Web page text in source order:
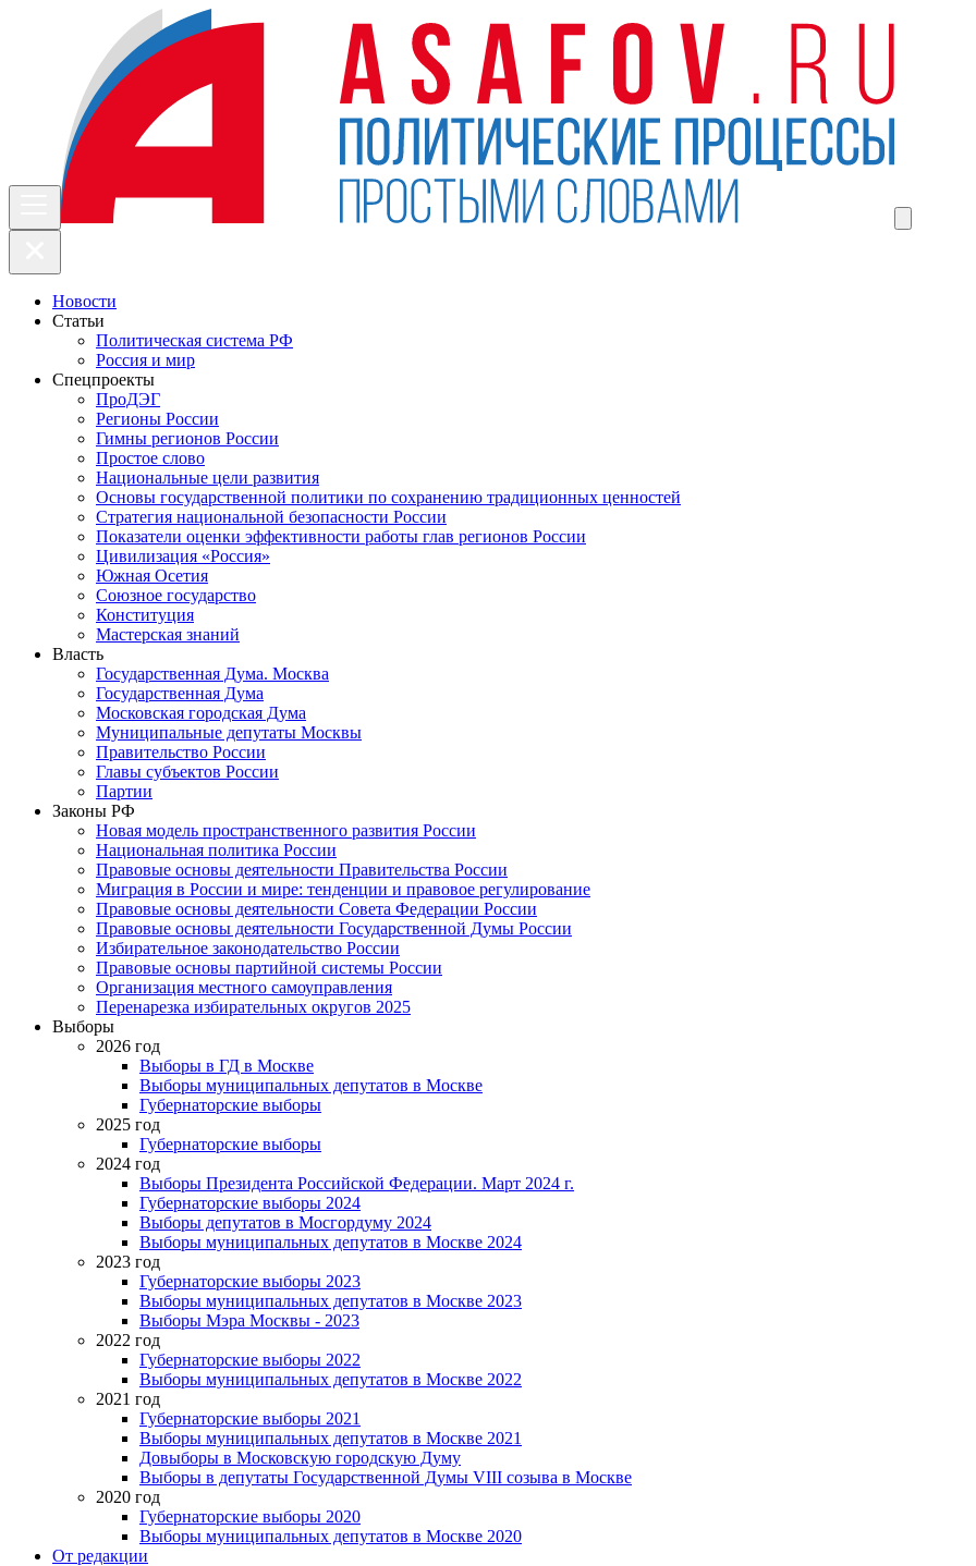
Новости
Статьи
Политическая система РФ
Россия и мир
Спецпроекты
ПроДЭГ
Регионы России
Гимны регионов России
Простое слово
Национальные цели развития
Основы государственной политики по сохранению традиционных ценностей
Стратегия национальной безопасности России
Показатели оценки эффективности работы глав регионов России
Цивилизация «Россия»
Южная Осетия
Союзное государство
Конституция
Мастерская знаний
Власть
Государственная Дума. Москва
Государственная Дума
Московская городская Дума
Муниципальные депутаты Москвы
Правительство России
Главы субъектов России
Партии
Законы РФ
Новая модель пространственного развития России
Национальная политика России
Правовые основы деятельности Правительства России
Миграция в России и мире: тенденции и правовое регулирование
Правовые основы деятельности Совета Федерации России
Правовые основы деятельности Государственной Думы России
Избирательное законодательство России
Правовые основы партийной системы России
Организация местного самоуправления
Перенарезка избирательных округов 2025
Выборы
2026 год
Выборы в ГД в Москве
Выборы муниципальных депутатов в Москве
Губернаторские выборы
2025 год
Губернаторские выборы
2024 год
Выборы Президента Российской Федерации. Март 2024 г.
Губернаторские выборы 2024
Выборы депутатов в Мосгордуму 2024
Выборы муниципальных депутатов в Москве 2024
2023 год
Губернаторские выборы 2023
Выборы муниципальных депутатов в Москве 2023
Выборы Мэра Москвы - 2023
2022 год
Губернаторские выборы 2022
Выборы муниципальных депутатов в Москве 2022
2021 год
Губернаторские выборы 2021
Выборы муниципальных депутатов в Москве 2021
Довыборы в Московскую городскую Думу
Выборы в депутаты Государственной Думы VIII созыва в Москве
2020 год
Губернаторские выборы 2020
Выборы муниципальных депутатов в Москве 2020
От редакции